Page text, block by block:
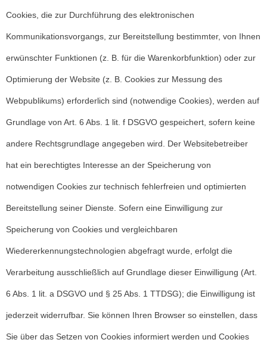
Cookies, die zur Durchführung des elektronischen
Kommunikationsvorgangs, zur Bereitstellung bestimmter, von Ihnen
erwünschter Funktionen (z. B. für die Warenkorbfunktion) oder zur
Optimierung der Website (z. B. Cookies zur Messung des
Webpublikums) erforderlich sind (notwendige Cookies), werden auf
Grundlage von Art. 6 Abs. 1 lit. f DSGVO gespeichert, sofern keine
andere Rechtsgrundlage angegeben wird. Der Websitebetreiber
hat ein berechtigtes Interesse an der Speicherung von
notwendigen Cookies zur technisch fehlerfreien und optimierten
Bereitstellung seiner Dienste. Sofern eine Einwilligung zur
Speicherung von Cookies und vergleichbaren
Wiedererkennungstechnologien abgefragt wurde, erfolgt die
Verarbeitung ausschließlich auf Grundlage dieser Einwilligung (Art.
6 Abs. 1 lit. a DSGVO und § 25 Abs. 1 TTDSG); die Einwilligung ist
jederzeit widerrufbar. Sie können Ihren Browser so einstellen, dass
Sie über das Setzen von Cookies informiert werden und Cookies